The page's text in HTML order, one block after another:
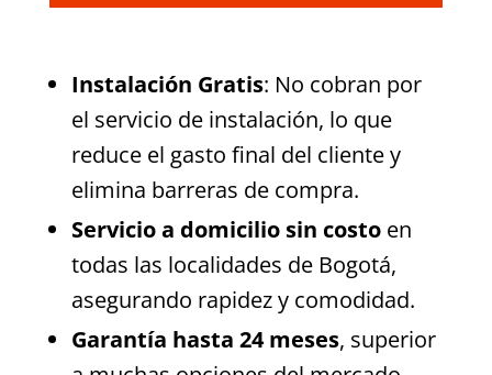
Instalación Gratis: No cobran por
el servicio de instalación, lo que
reduce el gasto final del cliente y
elimina barreras de compra.
Servicio a domicilio sin costo en
todas las localidades de Bogotá,
asegurando rapidez y comodidad.
Garantía hasta 24 meses, superior